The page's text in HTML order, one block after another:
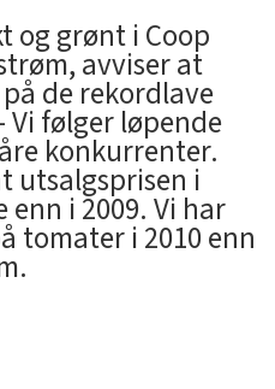
og grønt i Coop
avviser at
de rekordlave
følger løpende
konkurrenter.
utsalgsprisen i
i 2009. Vi har
tomater i 2010 enn